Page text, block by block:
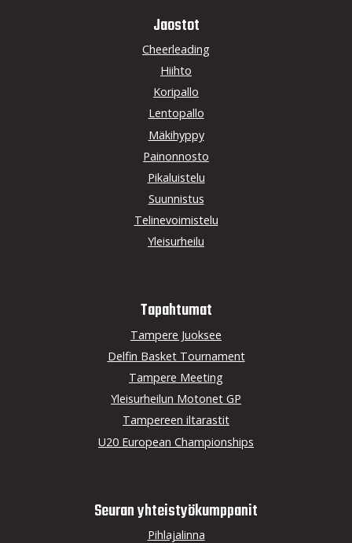
Jaostot
Cheerleading
Hiihto
Koripallo
Lentopallo
Mäkihyppy
Painonnosto
Pikaluistelu
Suunnistus
Telinevoimistelu
Yleisurheilu
Tapahtumat
Tampere Juoksee
Delfin Basket Tournament
Tampere Meeting
Yleisurheilun Motonet GP
Tampereen iltarastit
U20 European Championships
Seuran yhteistyö­kumppanit
Pihlajalinna